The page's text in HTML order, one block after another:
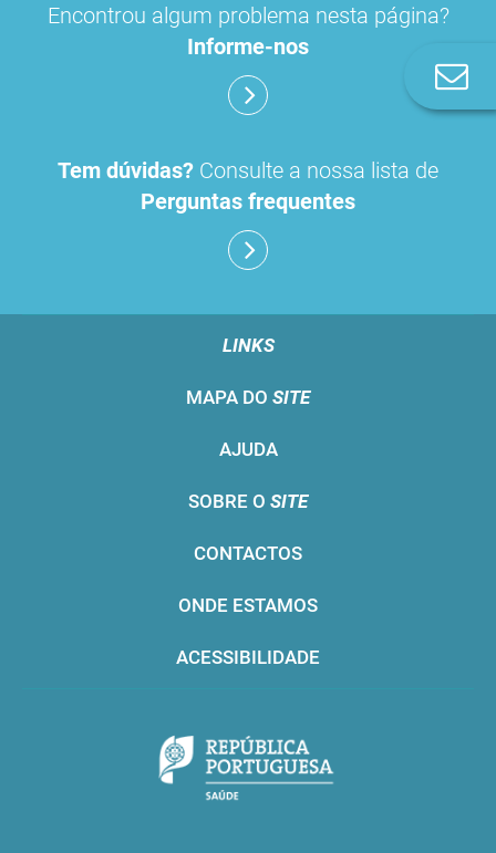
Encontrou algum problema nesta página?
Informe-nos
Tem dúvidas? Consulte a nossa lista de
Perguntas frequentes
LINKS
MAPA DO SITE
AJUDA
SOBRE O SITE
CONTACTOS
ONDE ESTAMOS
ACESSIBILIDADE